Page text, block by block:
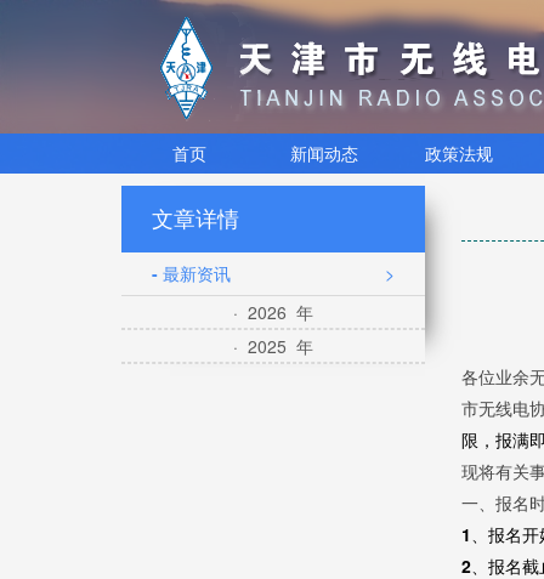
首页 新闻动态 政策法规
文章详情
- 最新资讯
>
· 2026 年
· 2025 年
各位业余
市无线电
限，报满
现将有关
一、报名
1、报名
2、报名